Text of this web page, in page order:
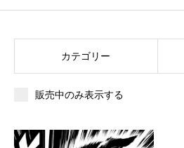
カテゴリー
販売中のみ表示する